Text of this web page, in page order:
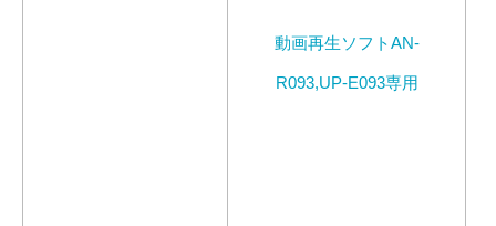
動画再生ソフトAN-
R093,UP-E093専用